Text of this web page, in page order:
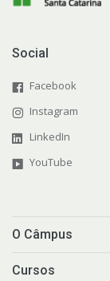
Social
Facebook
Instagram
LinkedIn
YouTube
O Câmpus
Cursos